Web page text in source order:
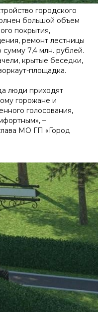
городского
большой объем
покрытия,
ремонт лестницы
7,4 млн. рублей.
крытые беседки,
площадка.
люди приходят
горожане и
голосования,
», –
МО ГП «Город